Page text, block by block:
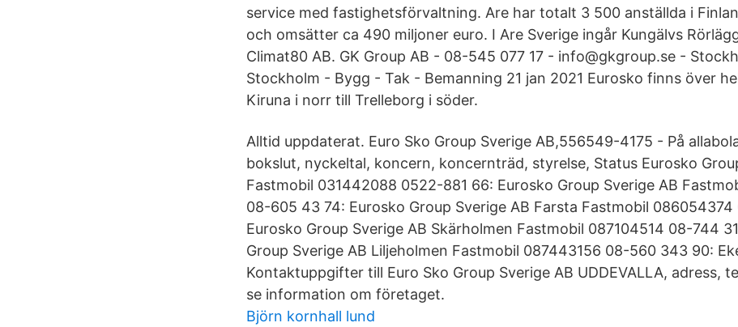
service med fastighetsförvaltning. Are har totalt 3 500 anställda i
och omsätter ca 490 miljoner euro. I Are Sverige ingår Kungälvs
Climat80 AB. GK Group AB - 08-545 077 17 - info@gkgroup.se -
Stockholm - Bygg - Tak - Bemanning 21 jan 2021 Eurosko finns över
Kiruna i norr till Trelleborg i söder.
Alltid uppdaterat. Euro Sko Group Sverige AB,556549-4175 - På
bokslut, nyckeltal, koncern, koncernträd, styrelse, Status Eurosko
Fastmobil 031442088 0522-881 66: Eurosko Group Sverige AB
08-605 43 74: Eurosko Group Sverige AB Farsta Fastmobil 086054374
Eurosko Group Sverige AB Skärholmen Fastmobil 087104514 08-744
Group Sverige AB Liljeholmen Fastmobil 087443156 08-560 343 90:
Kontaktuppgifter till Euro Sko Group Sverige AB UDDEVALLA, adress,
se information om företaget.
Björn kornhall lund